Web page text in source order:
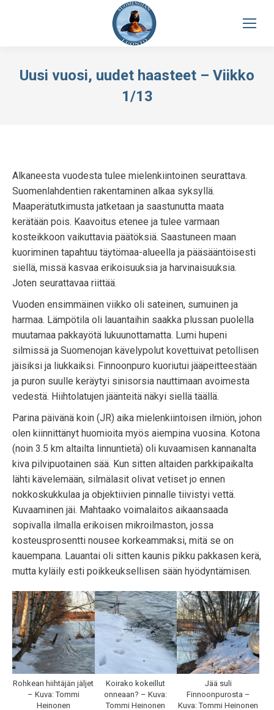
Uusi vuosi, uudet haasteet – Viikko
1/13
Alkaneesta vuodesta tulee mielenkiintoinen seurattava.
Suomenlahdentien rakentaminen alkaa syksyllä.
Maaperätutkimusta jatketaan ja saastunutta maata
kerätään pois. Kaavoitus etenee ja tulee varmaan
kosteikkoon vaikuttavia päätöksiä. Saastuneen maan
kuoriminen tapahtuu täytömaa-alueella ja pääsääntöisesti
siellä, missä kasvaa erikoisuuksia ja harvinaisuuksia.
Joten seurattavaa riittää.
Vuoden ensimmäinen viikko oli sateinen, sumuinen ja
harmaa. Lämpötila oli lauantaihin saakka plussan puolella
muutamaa pakkayötä lukuunottamatta. Lumi hupeni
silmissä ja Suomenojan kävelypolut kovettuivat petollisen
jäisiksi ja liukkaiksi. Finnoonpuro kuoriutui jääpeitteestään
ja puron suulle keräytyi sinisorsia nauttimaan avoimesta
vedestä. Hiihtolatujen jäänteitä näkyi siellä täällä.
Parina päivänä koin (JR) aika mielenkiintoisen ilmiön, johon
olen kiinnittänyt huomioita myös aiempina vuosina. Kotona
(noin 3.5 km altailta linnuntietä) oli kuvaamisen kannanalta
kiva pilvipuotainen sää. Kun sitten altaiden parkkipaikalta
lähti kävelemään, silmälasit olivat vetiset jo ennen
nokkoskukkulaa ja objektiivien pinnalle tiivistyi vettä.
Kuvaaminen jäi. Mahtaako voimalaitos aikaansaada
sopivalla ilmalla erikoisen mikroilmaston, jossa
kosteusprosentti nousee korkeammaksi, mitä se on
kauempana. Lauantai oli sitten kaunis pikku pakkasen kerä,
mutta kyläily esti poikkeuksellisen sään hyödyntämisen.
Rohkean hiihtäjän jäljet
– Kuva: Tommi
Heinonen
Koirako kokeillut
onneaan? – Kuva:
Tommi Heinonen
Jää suli
Finnoonpurosta –
Kuva: Tommi Heinonen